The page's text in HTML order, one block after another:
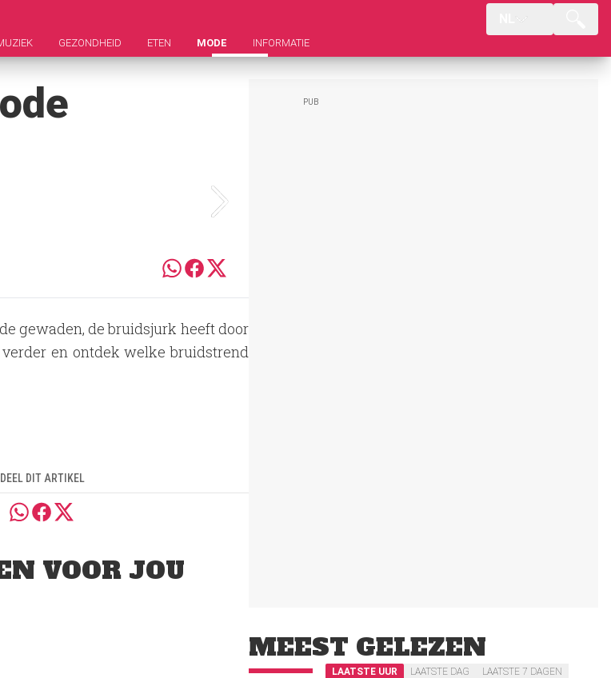
GEZONDHEID ETEN MODE INFORMATIE
gewaden, de bruidsjurk heeft door
en ontdek welke bruidstrend
DEEL DIT ARTIKEL
VOOR JOU
MEEST GELEZEN
LAATSTE UUR LAATSTE DAG LAATSTE 7 DAGEN